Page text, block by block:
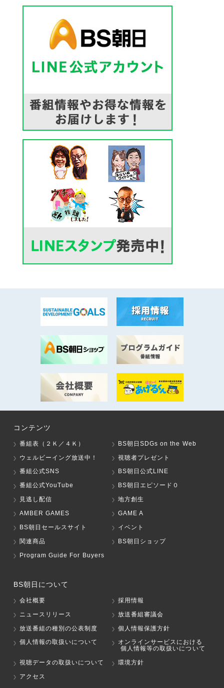
コンテンツ
番組表（２Ｋ／４Ｋ）
BS朝日SDGs on the Web
ウェルビーイング放送中！
視聴者プレゼント
番組公式SNS
BS朝日公式LINE
番組公式YouTube
BS朝日エピソード０
見逃し配信
地方創生
AMBER GAMES
GAME A
BS朝日セールスサイト
イベント
関連商品
BS朝日ショップ
Program Guide For Buyers
BS朝日について
会社概要
採用情報
ニュースリリース
放送番組審議会
放送番組の種別の公表制度
個人情報保護方針
個人情報の取扱いについて
オンラインサービスにおける
個人情報等の取扱いについて
視聴データの取扱いについて
環境方針
アクセス